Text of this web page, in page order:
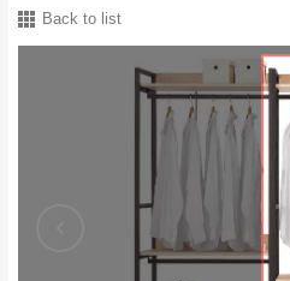
Back to list